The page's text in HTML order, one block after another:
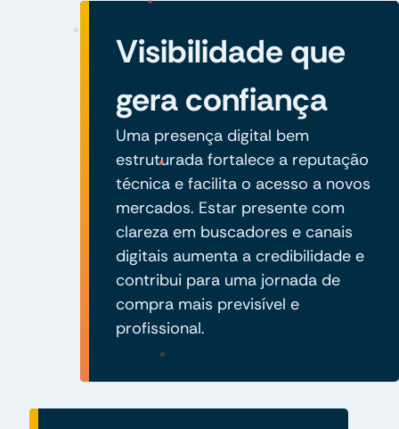
Visibilidade que
gera confiança
Uma presença digital bem
estruturada fortalece a reputação
técnica e facilita o acesso a novos
mercados. Estar presente com
clareza em buscadores e canais
digitais aumenta a credibilidade e
contribui para uma jornada de
compra mais previsível e
profissional.